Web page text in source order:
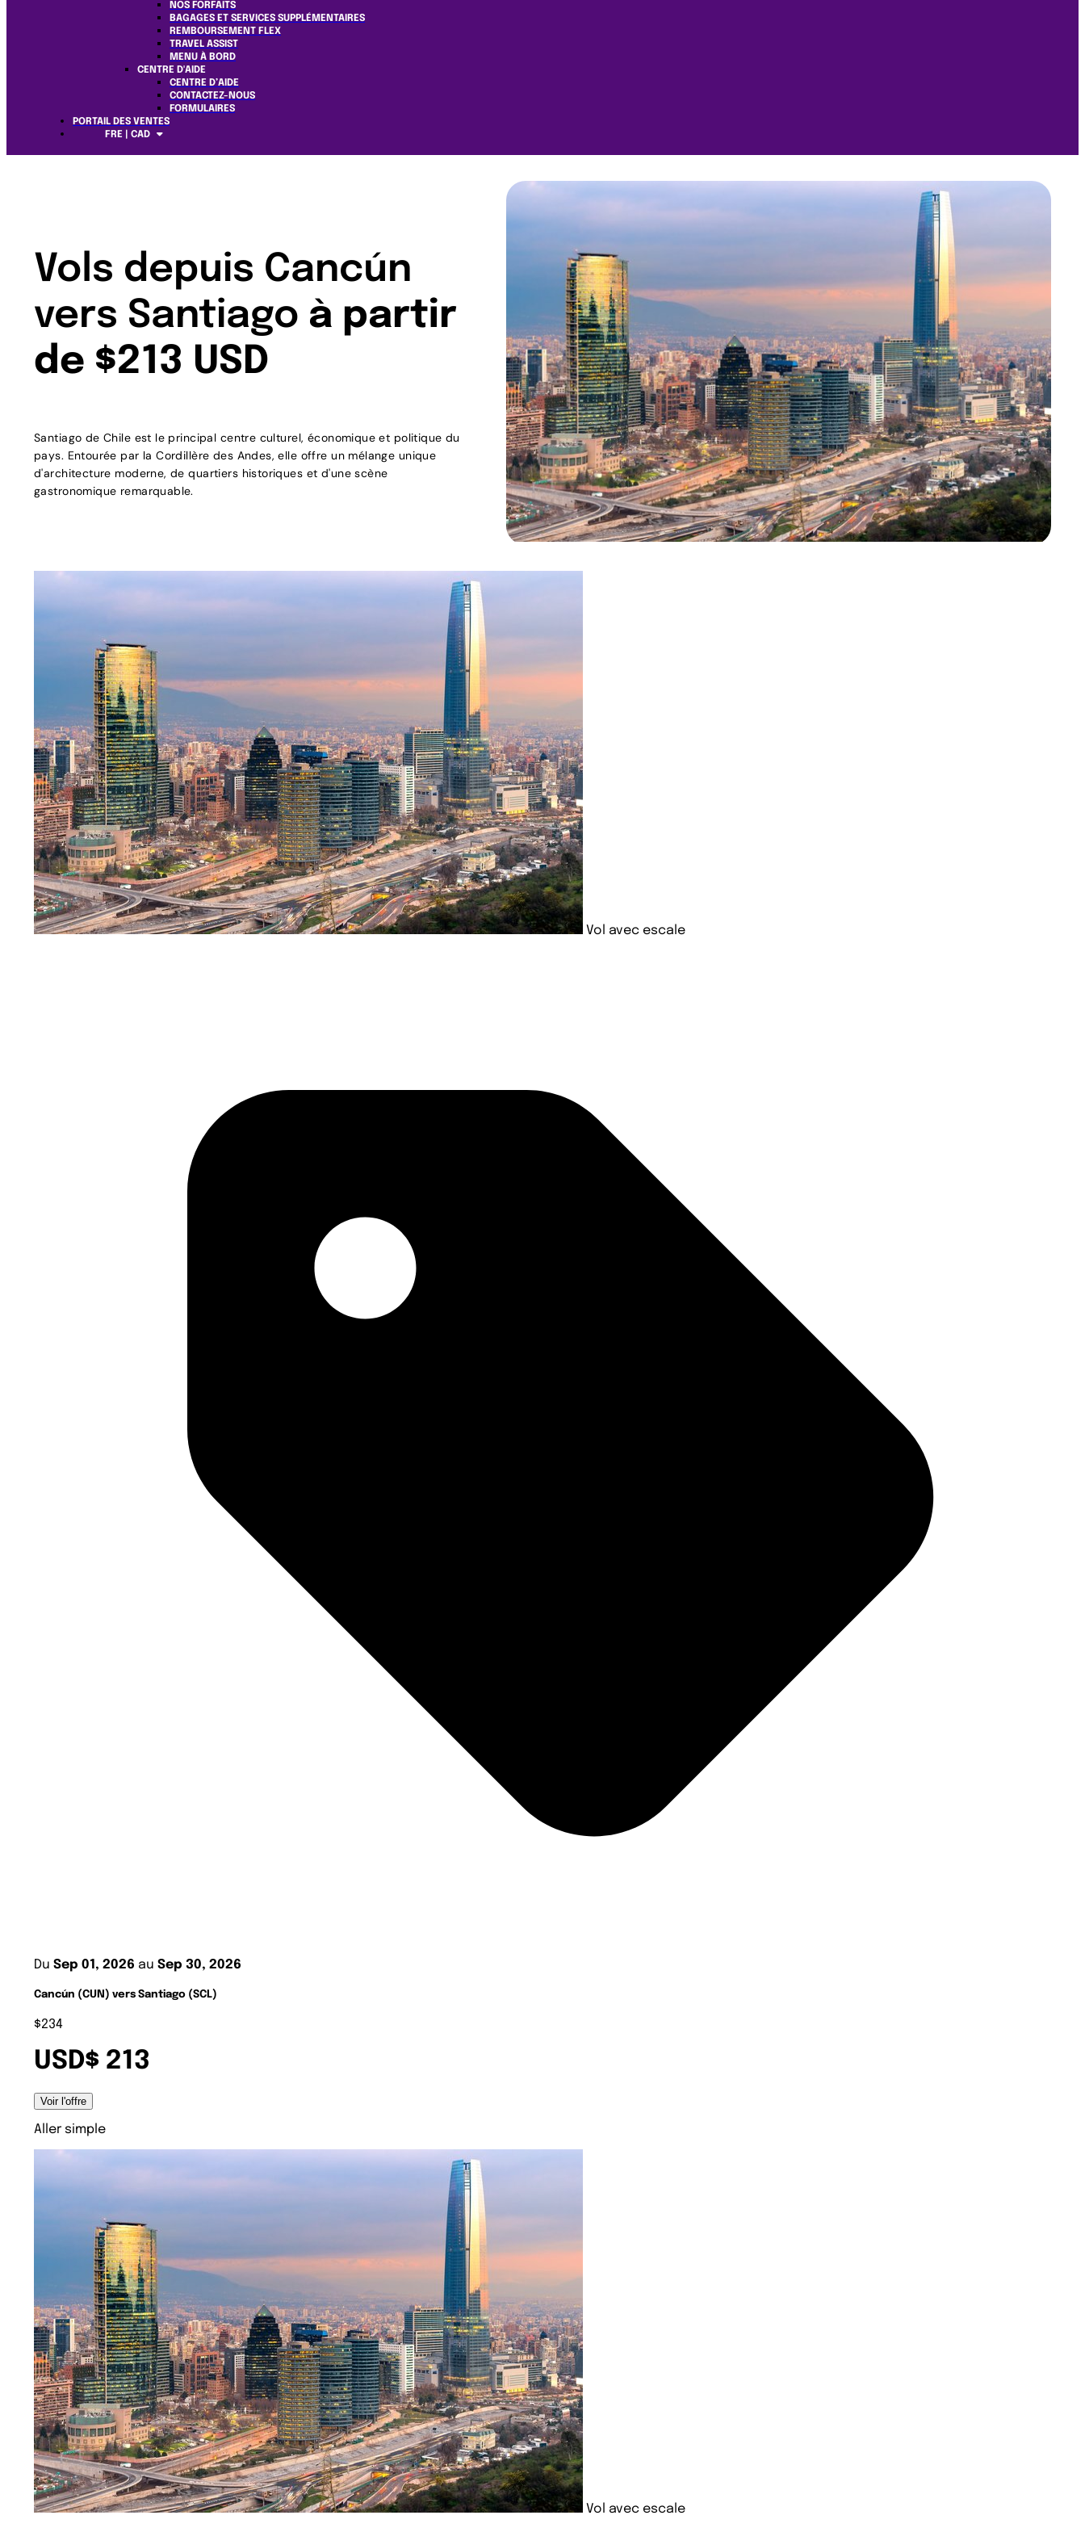
NOS FORFAITS
BAGAGES ET SERVICES SUPPLÉMENTAIRES
REMBOURSEMENT FLEX
TRAVEL ASSIST
MENU À BORD
CENTRE D'AIDE
CENTRE D’AIDE
CONTACTEZ-NOUS
FORMULAIRES
PORTAIL DES VENTES
FRE | CAD
Vols depuis Cancún
vers Santiago à partir
de $213 USD
Santiago de Chile est le principal centre culturel, économique et politique du
pays. Entourée par la Cordillère des Andes, elle offre un mélange unique
d'architecture moderne, de quartiers historiques et d'une scène
gastronomique remarquable.
Vol avec escale
Du Sep 01, 2026 au Sep 30, 2026
Cancún (CUN) vers Santiago (SCL)
$234
USD$ 213
Voir l'offre
Aller simple
Vol avec escale